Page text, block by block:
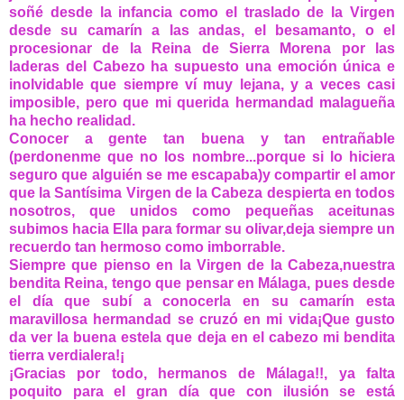
soñé desde la infancia como el traslado de la Virgen
desde su camarín a las andas, el besamanto, o el
procesionar de la Reina de Sierra Morena por las
laderas del Cabezo ha supuesto una emoción única e
inolvidable que siempre ví muy lejana, y a veces casi
imposible, pero que mi querida hermandad malagueña
ha hecho realidad.
Conocer a gente tan buena y tan entrañable
(perdonenme que no los nombre...porque si lo hiciera
seguro que alguién se me escapaba)y compartir el amor
que la Santísima Virgen de la Cabeza despierta en todos
nosotros, que unidos como pequeñas aceitunas
subimos hacia Ella para formar su olivar,deja siempre un
recuerdo tan hermoso como imborrable.
Siempre que pienso en la Virgen de la Cabeza,nuestra
bendita Reina, tengo que pensar en Málaga, pues desde
el día que subí a conocerla en su camarín esta
maravillosa hermandad se cruzó en mi vida¡Que gusto
da ver la buena estela que deja en el cabezo mi bendita
tierra verdialera!¡
¡Gracias por todo, hermanos de Málaga!!, ya falta
poquito para el gran día que con ilusión se está